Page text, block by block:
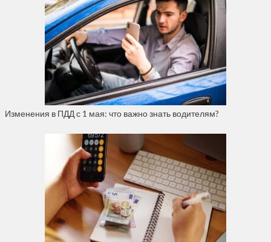
Изменения в ПДД с 1 мая: что важно знать водителям?